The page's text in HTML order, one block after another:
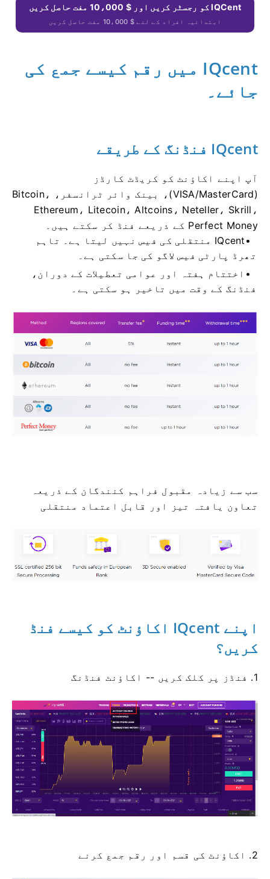
IQCent کو رجسٹر کریں اور $ 10،000 مفت حاصل کریں
ابتدائیہ افراد کے لئے $ 10،000 مفت حاصل کریں
IQcent میں رقم کیسے جمع کی
جائے۔
IQcent فنڈنگ ​​کے طریقے
آپ اپنے اکاؤنٹ کو کریڈٹ کارڈز
(VISA/MasterCard)، بینک وائر ٹرانسفر، Bitcoin،
Ethereum، Litecoin، Altcoins، Neteller، Skrill،
Perfect Money کے ذریعے فنڈ کر سکتے ہیں۔
IQcent منتقلی کی فیس نہیں لیتا ہے۔
تاہم
تھرڈ پارٹی فیس لاگو کی جا سکتی ہے۔
اختتام ہفتہ اور عوامی تعطیلات کے دوران،
فنڈنگ ​​کے وقت میں تاخیر ہو سکتی ہے۔
سب سے زیادہ مقبول فراہم کنندگان کے ذریعہ
تعاون یافتہ تیز اور قابل اعتماد منتقلی
اپنے IQcent اکاؤنٹ کو کیسے فنڈ
کریں؟
1. فنڈز پر کلک کریں -- اکاؤنٹ فنڈنگ
​​2. اکاؤنٹ کی قسم اور رقم جمع کرنے